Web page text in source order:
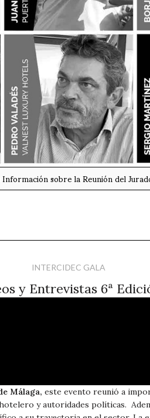
sobre la Reunión del
INTERCIDEC GALA
y Entrevistas 6ª
Málaga, este evento reunió a
y autoridades políticas.